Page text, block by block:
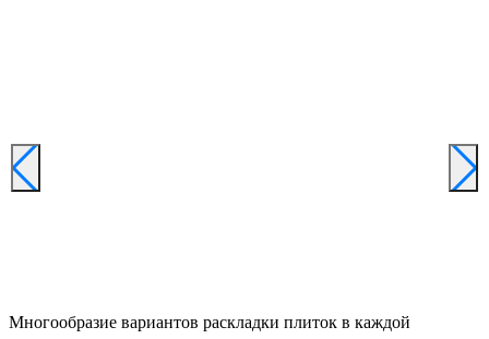
Многообразие вариантов раскладки плиток в каждой